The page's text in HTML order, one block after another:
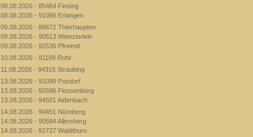
08.08.2026 - 85464 Finsing
08.08.2026 - 91056 Erlangen
09.08.2026 - 86672 Thierhaupten
09.08.2026 - 90513 Weinzierlein
09.08.2026 - 92536 Pfreimd
10.08.2026 - 91189 Rohr
11.08.2026 - 94315 Straubing
13.08.2026 - 91099 Poxdorf
13.08.2026 - 92696 Flossenbürg
13.08.2026 - 94501 Aidenbach
14.08.2026 - 90451 Nürnberg
14.08.2026 - 90584 Allersberg
14.08.2026 - 92727 Waldthurn